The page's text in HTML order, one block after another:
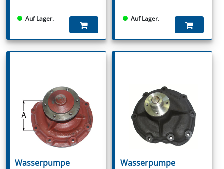
Auf Lager. Auf Lager.
Wasserpumpe
Wasserpumpe